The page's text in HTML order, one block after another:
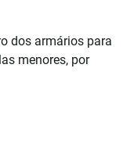
dos armários para
menores, por